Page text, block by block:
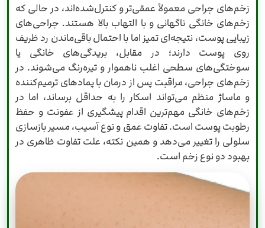
زخم‌های جراحی معمولاً عمقی‌تر و کنترل‌شده‌اند، در حالی که
زخم‌های خانگی ناگهانی و با التهاب بالا هستند. جراحی‌های
زیبایی پوست، نتیجه‌ای تمیز اما با احتمال باقی‌ماندن رد ظریف
روی پوست دارند؛ در مقابل، بریدگی‌های خانگی یا
سوختگی‌های سطحی اغلب ناهموار و تیره‌رنگ می‌شوند. در
زخم‌های جراحی، مراقبت پس از درمان با پمادهای ترمیم‌کننده
و ماساژ منظم می‌تواند اسکار را به حداقل برساند، اما در
زخم‌های خانگی مهم‌ترین اقدام پیشگیری از عفونت و حفظ
رطوبت پوست است. تفاوت عمق و نوع آسیب، مسیر بازسازی
سلولی را تغییر می‌دهد و همین نکته، علت تفاوت ظاهری در
بهبود دو نوع زخم است.